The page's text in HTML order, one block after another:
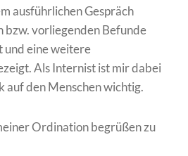
ausführlichen Gespräch
bzw. vorliegenden Befunde
eine weitere
Als Internist ist mir dabei
auf den Menschen wichtig.
Ordination begrüßen zu